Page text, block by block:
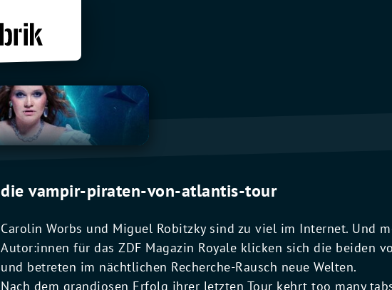
die vampir-piraten-von-atlantis-tour
Carolin Worbs und Miguel Robitzky sind zu viel im Internet. Und
Autor:innen für das ZDF Magazin Royale klicken sich die beiden
und betreten im nächtlichen Recherche-Rausch neue Welten.
Nach dem grandiosen Erfolg ihrer letzten Tour kehrt too many